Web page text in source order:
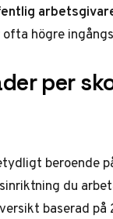
högre
per
beroende
du
baserad